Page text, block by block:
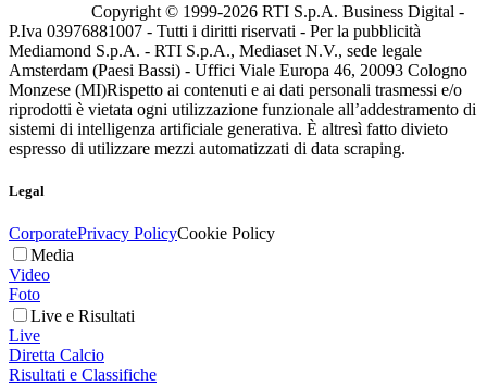
Copyright © 1999-2026 RTI S.p.A. Business Digital -
P.Iva 03976881007 - Tutti i diritti riservati - Per la pubblicità
Mediamond S.p.A. - RTI S.p.A., Mediaset N.V., sede legale
Amsterdam (Paesi Bassi) - Uffici Viale Europa 46, 20093 Cologno
Monzese (MI)Rispetto ai contenuti e ai dati personali trasmessi e/o
riprodotti è vietata ogni utilizzazione funzionale all’addestramento di
sistemi di intelligenza artificiale generativa. È altresì fatto divieto
espresso di utilizzare mezzi automatizzati di data scraping.
Legal
CorporatePrivacy PolicyCookie Policy
Media
Video
Foto
Live e Risultati
Live
Diretta Calcio
Risultati e Classifiche